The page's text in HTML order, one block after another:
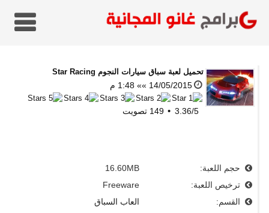
تحميل لعبة سباق سيارات النجوم Star Racing
14/05/2015 »» 1:48 م
3.36/5
149 تصويت
حجم اللعبة:
16.60MB
ترخيص اللعبة:
Freeware
القسم:
العاب السباق